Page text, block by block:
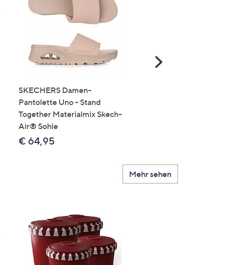
SKECHERS Damen-
Pantolette Uno - Stand
Together Materialmix Skech-
Air® Sohle
€ 64,95
Scroll
Right
Mehr sehen